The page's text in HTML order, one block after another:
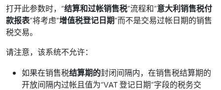
打开此参数时，“结算和过帐销售税”流程和“意大利销售税付
款报表”将考虑“增值税登记日期”而不是交易过帐日期的销售
税交易。
请注意，该系统不允许：
如果在销售税结算期的封闭间隔内，在销售税结算期的
开放间隔内过帐且值为“VAT 登记日期”字段的税务交